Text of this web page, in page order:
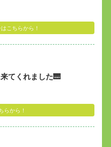
こちらから！
てくれました🎹
らから！